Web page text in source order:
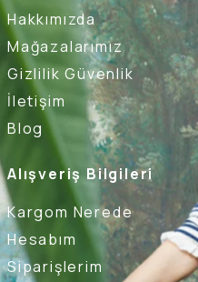
Hakkımızda
Mağazalarımız
Gizlilik Güvenlik
İletişim
Blog
Alışveriş Bilgileri
Kargom Nerede
Hesabım
Siparişlerim